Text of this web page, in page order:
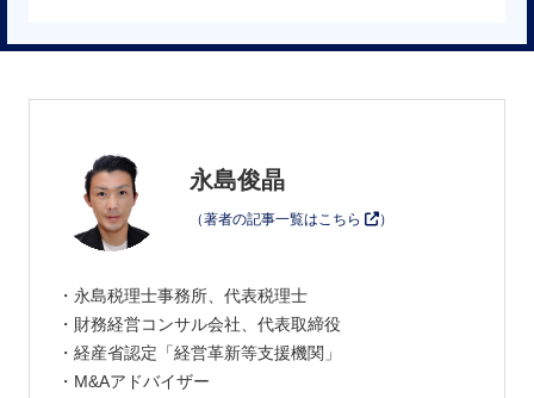
永島俊晶
（著者の記事一覧はこちら ）
・永島税理士事務所、代表税理士
・財務経営コンサル会社、代表取締役
・経産省認定「経営革新等支援機関」
・M&Aアドバイザー